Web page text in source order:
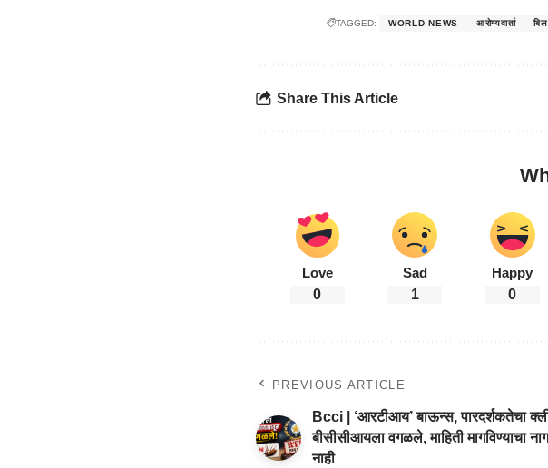
TAGGED: WORLD NEWS आरोग्यवार्ता
Share This Article
Love
0
Sad
1
Happy
0
PREVIOUS ARTICLE
Bcci | ‘आरटीआय’ बाऊन्स, पारदर्शकतेचा
बीसीसीआयला वगळले, माहिती मागविण्याचा
नाही